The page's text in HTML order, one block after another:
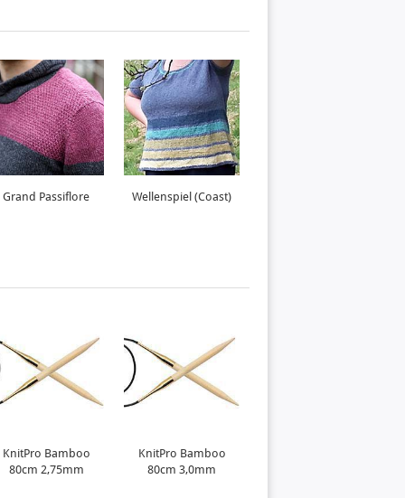
Grand Passiflore Wellenspiel (Coast)
KnitPro Bamboo
80cm 2,75mm
KnitPro Bamboo
80cm 3,0mm